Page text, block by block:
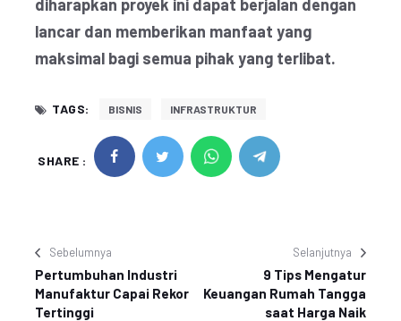
diharapkan proyek ini dapat berjalan dengan
lancar dan memberikan manfaat yang
maksimal bagi semua pihak yang terlibat.
TAGS: BISNIS INFRASTRUKTUR
SHARE :
Sebelumnya
Pertumbuhan Industri
Manufaktur Capai Rekor
Tertinggi
Selanjutnya
9 Tips Mengatur
Keuangan Rumah Tangga
saat Harga Naik